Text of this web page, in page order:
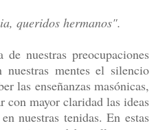
queridos hermanos".
nuestras preocupaciones
nuestras mentes el silencio
las enseñanzas masónicas,
con mayor claridad las ideas
ennuestras tenidas. En estas